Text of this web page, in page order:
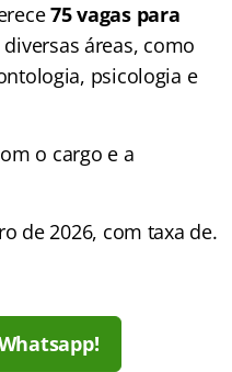
75 vagas para
áreas, como
psicologia e
o cargo e a
de 2026, com taxa de.